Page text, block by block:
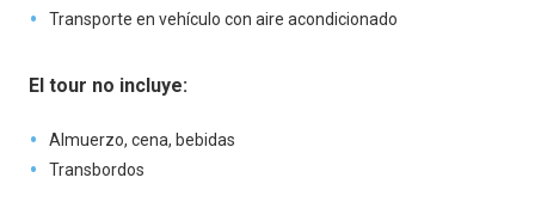
Transporte en vehículo con aire acondicionado
El tour no incluye:
Almuerzo, cena, bebidas
Transbordos